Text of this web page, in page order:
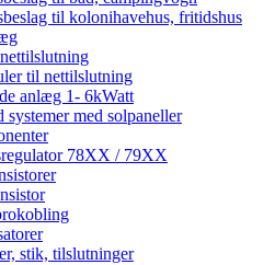
til kolonihavehus, fritidshus
til nettilslutning
anlæg 1- 6kWatt
systemer med solpaneller
78XX / 79XX
stik, tilslutninger